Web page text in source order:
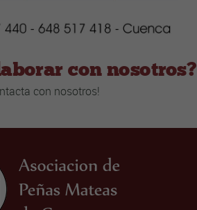
con nosotros?
con nosotros!